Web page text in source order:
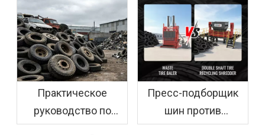
Практическое
руководство по
процессу
Пресс-подборщик
шин против
измельчителя шин: